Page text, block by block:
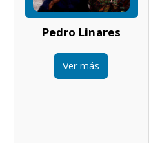
Pedro Linares
Ver más